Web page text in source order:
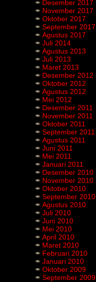
Desember 2017
November 2017
Oktober 2017
September 2017
Agustus 2017
Juli 2014
Agustus 2013
Juli 2013
Maret 2013
Desember 2012
Oktober 2012
Agustus 2012
Mei 2012
Desember 2011
November 2011
Oktober 2011
September 2011
Agustus 2011
Juni 2011
Mei 2011
Januari 2011
Desember 2010
November 2010
Oktober 2010
September 2010
Agustus 2010
Juli 2010
Juni 2010
Mei 2010
April 2010
Maret 2010
Februari 2010
Januari 2010
Oktober 2009
September 2009